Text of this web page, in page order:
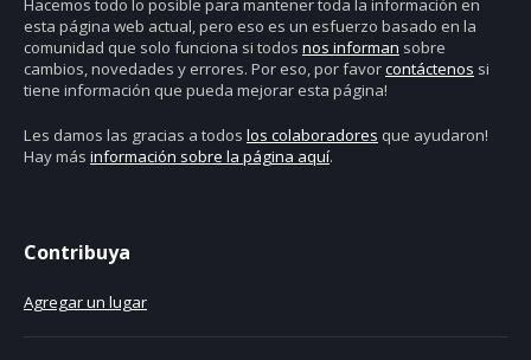
Hacemos todo lo posible para mantener toda la información en
esta página web actual, pero eso es un esfuerzo basado en la
comunidad que solo funciona si todos nos informan sobre
cambios, novedades y errores. Por eso, por favorcontáctenos si
tiene información que pueda mejorar esta página!
Les damos las gracias a todos los colaboradores que ayudaron!
Hay más información sobre la página aquí.
Contribuya
Agregar un lugar